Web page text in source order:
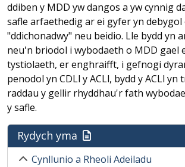
ddiben y MDD yw dangos a yw cynnig
safle arfaethedig ar ei gyfer yn debygol
"ddichonadwy" neu beidio. Lle bydd yn
neu'n briodol i wybodaeth o MDD gael
tystiolaeth, er enghraifft, i gefnogi
penodol yn CDLl y ACLl, bydd y ACLl yn
raddau y gellir rhyddhau'r fath
y safle.
Rydych yma
Cynllunio a Rheoli Adeiladu